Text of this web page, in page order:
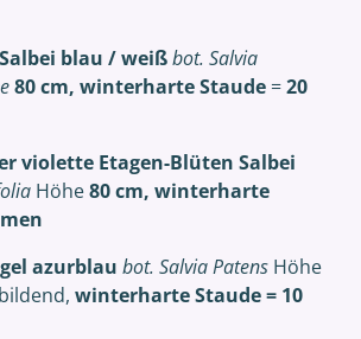
blau / weißbot. Salvia
80 cm, winterharte Staude =20
violette Etagen-Blüten Salbei
Höhe80 cm, winterharte
azurblau bot. Salvia Patens Höhe
winterharte Staude = 10